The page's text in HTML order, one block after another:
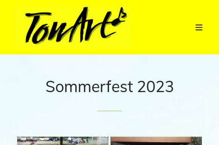
Sommerfest 2023